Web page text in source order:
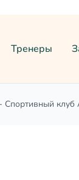
Тренеры
Спортивный